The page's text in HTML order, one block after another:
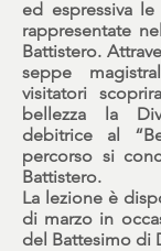
ed espressiva
rappresentate
Battistero.
seppe
visitatori
bellezza la
debitrice al
percorso si
Battistero.
La lezione è
di marzo in
del Battesimo di